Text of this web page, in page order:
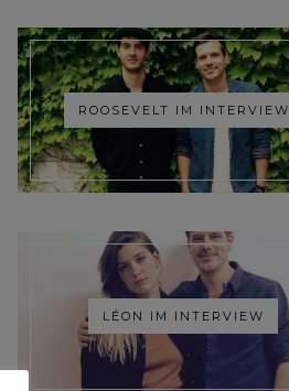
ROOSEVELT IM INTERVIEW
LÉON IM INTERVIEW